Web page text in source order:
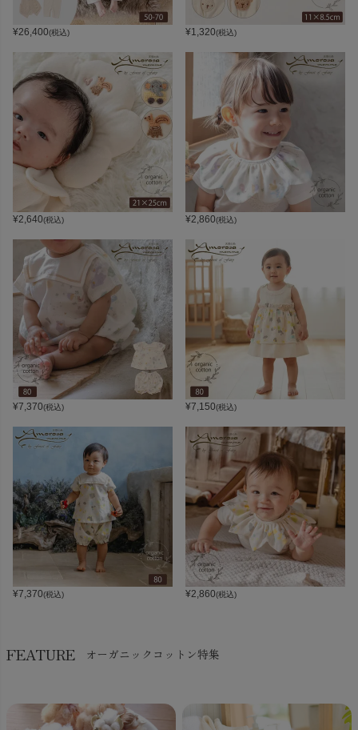
¥26,400(税込) ¥1,320(税込)
¥2,640(税込) ¥2,860(税込)
¥7,370(税込) ¥7,150(税込)
¥7,370(税込) ¥2,860(税込)
FEATURE オーガニックコットン特集